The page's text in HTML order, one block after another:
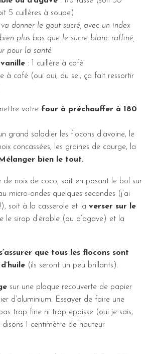
5 cuillères à soupe)
va donner le gout sucré, avec un index
plus bas que le sucre blanc raffiné,
pour la santé.
: 1 cuillère à café
à café (oui oui, du sel, ça fait ressortir
votre four à préchauffer à 180
grand saladier les flocons d’avoine, le
concassées, les graines de courge, la
Mélanger bien le tout.
de noix de coco, soit en posant le bol sur
micro-ondes quelques secondes (j’ai
soit à la casserole et la verser sur le
le sirop d’érable (ou d’agave) et la
que tous les flocons sont
(ils seront un peu brillants).
sur une plaque recouverte de papier
d’aluminium. Essayer de faire une
trop fine ni trop épaisse (oui je sais,
disons 1 centimètre de hauteur